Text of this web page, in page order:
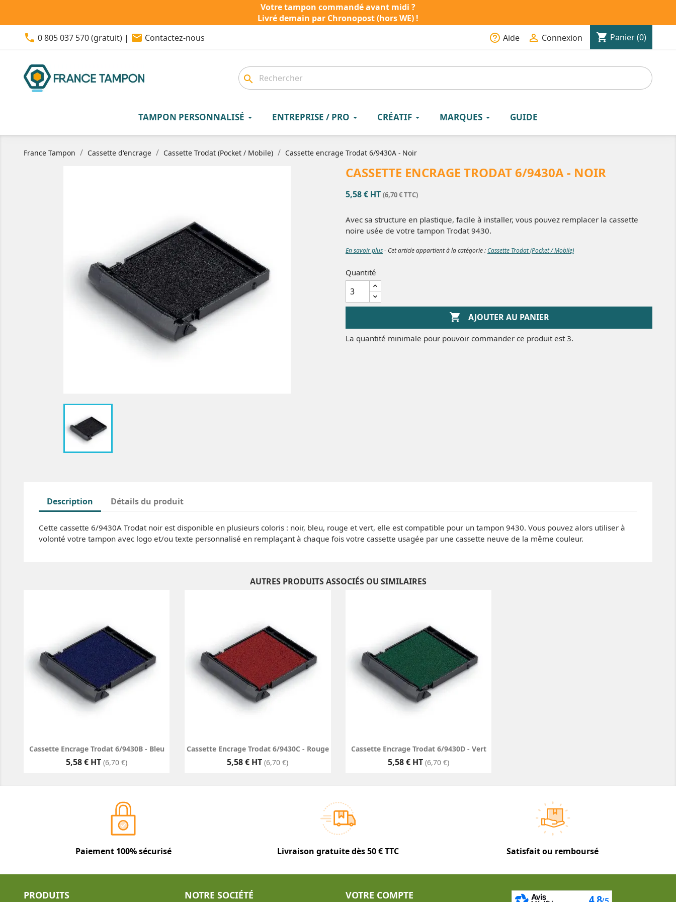
Votre tampon commandé avant midi ?
Livré demain par Chronopost (hors WE) !
phone 0 805 037 570 (gratuit) | email Contactez-nous help_outline Aide  Connexion shopping_cart Panier(0)
search
TAMPON PERSONNALISÉ ENTREPRISE / PRO CRÉATIF MARQUES GUIDE
France Tampon Cassette d'encrage Cassette Trodat (Pocket / Mobile) Cassette encrage Trodat 6/9430A - Noir
CASSETTE ENCRAGE TRODAT 6/9430A - NOIR
5,58 € HT (6,70 € TTC)
Avec sa structure en plastique, facile à installer, vous pouvez remplacer la cassette
noire usée de votre tampon Trodat 9430.
En savoir plus- Cet article appartient à la catégorie :Cassette Trodat (Pocket / Mobile)
Quantité
 AJOUTER AU PANIER
La quantité minimale pour pouvoir commander ce produit est 3.
Description Détails du produit
Cette cassette 6/9430A Trodat noir est disponible en plusieurs coloris : noir, bleu, rouge et vert, elle est compatible pour un tampon 9430. Vous pouvez alors utiliser à
volonté votre tampon avec logo et/ou texte personnalisé en remplaçant à chaque fois votre cassette usagée par une cassette neuve de la même couleur.
AUTRES PRODUITS ASSOCIÉS OU SIMILAIRES
Cassette Encrage Trodat 6/9430B - Bleu
Prix
5,58 € HT (6,70 €)
Cassette Encrage Trodat 6/9430C - Rouge
Prix
5,58 € HT (6,70 €)
Cassette Encrage Trodat 6/9430D - Vert
Prix
5,58 € HT (6,70 €)
Paiement 100% sécurisé Livraison gratuite dès 50 € TTC Satisfait ou remboursé
PRODUITS NOTRE SOCIÉTÉ VOTRE COMPTE